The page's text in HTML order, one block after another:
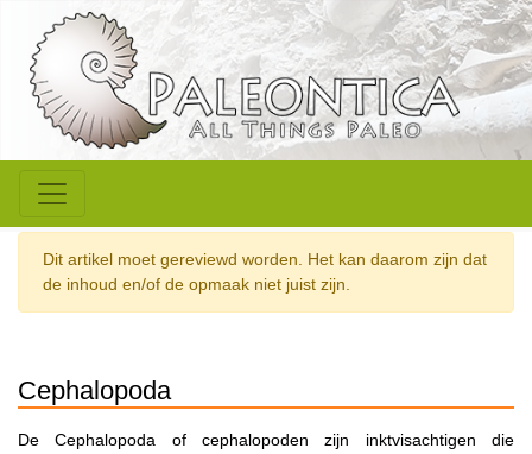
Dit artikel moet gereviewd worden. Het kan daarom zijn dat
de inhoud en/of de opmaak niet juist zijn.
Cephalopoda
De Cephalopoda of cephalopoden zijn inktvisachtigen die